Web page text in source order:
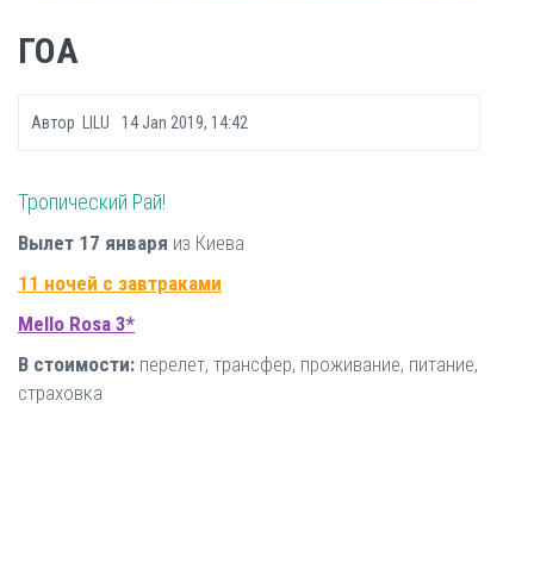
ГОА
Автор LILU 14 Jan 2019, 14:42
Тропический Рай!
Вылет 17 января из Киева
11 ночей с завтраками
Mello Rosa 3*
В стоимости: перелет, трансфер, проживание, питание,
страховка